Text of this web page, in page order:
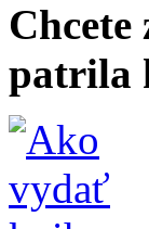
patrila